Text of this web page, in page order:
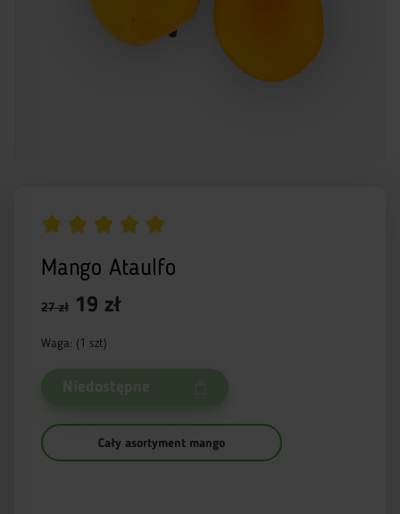
Mango Ataulfo
27 zł 19 zł
Waga: (1 szt)
Niedostępne
Cały asortyment mango